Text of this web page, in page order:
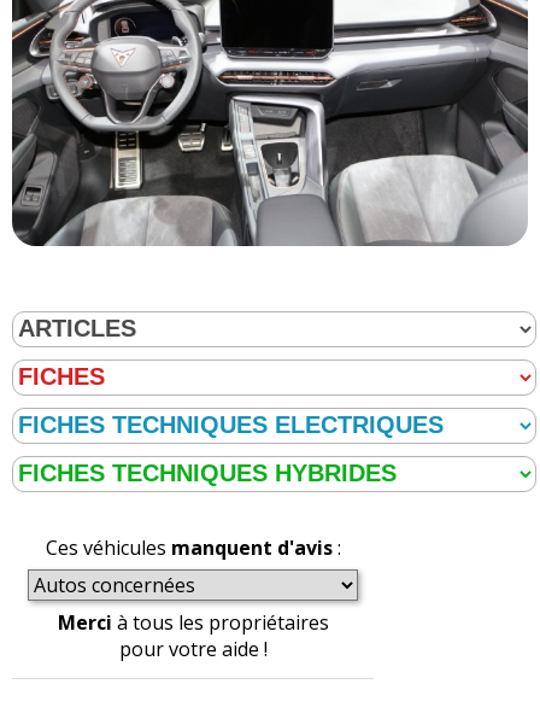
Ces véhicules manquent d'avis:
Merci à tous les propriétaires
pour votre aide !